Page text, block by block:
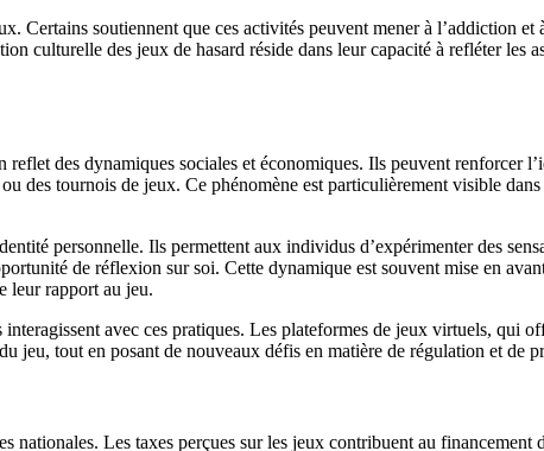
Certains soutiennent que ces activités peuvent mener à l’addiction et
des jeux de hasard réside dans leur capacité à refléter les
des dynamiques sociales et économiques. Ils peuvent renforcer
des tournois de jeux. Ce phénomène est particulièrement visible
personnelle. Ils permettent aux individus d’expérimenter des
de réflexion sur soi. Cette dynamique est souvent mise en
leur rapport au jeu.
avec ces pratiques. Les plateformes de jeux virtuels, qui
jeu, tout en posant de nouveaux défis en matière de régulation et de
nationales. Les taxes perçues sur les jeux contribuent au financement